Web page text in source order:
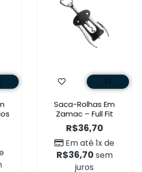
Saca-Rolhas Em
Zamac – Full Fit
R$36,70
Em até 1x de
R$36,70 sem
juros